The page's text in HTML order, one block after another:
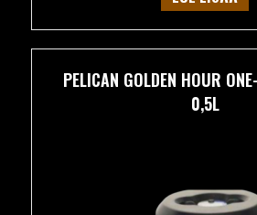
PELICAN GOLDEN HOUR
0,5L